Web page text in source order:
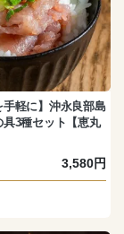
手軽に】沖永良部島
具3種セット【恵丸
3,580円